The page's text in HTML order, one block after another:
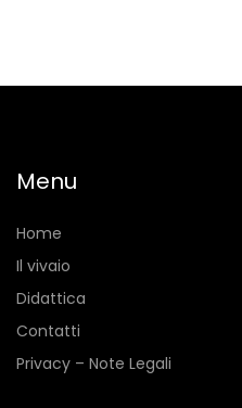
Menu
Home
Il vivaio
Didattica
Contatti
Privacy – Note Legali